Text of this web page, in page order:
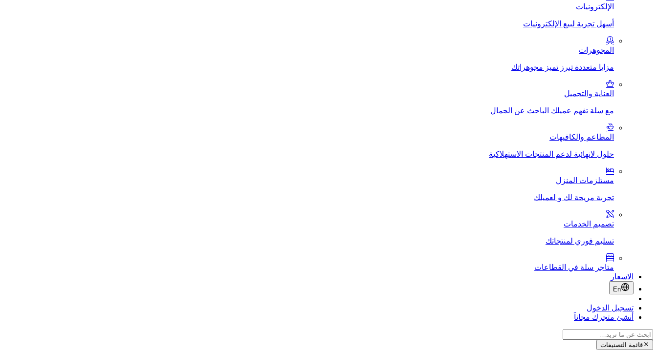
الإلكترونيات
أسهل تجربة لبيع الإلكترونيات
المجوهرات
مزايا متعددة تبرز تميز مجوهراتك
العناية والتجميل
مع سلة تفهم عميلك الباحث عن الجمال
المطاعم والكافيهات
حلول لانهائية لدعم المنتجات الاستهلاكية
مستلزمات المنزل
تجربة مريحة لك و لعميلك
تصميم الخدمات
تسليم فوري لمنتجاتك
متاجر سلة في القطاعات
الاسعار
En
تسجيل الدخول
أنشئ متجرك مجاناَ
قائمة التصنيفات